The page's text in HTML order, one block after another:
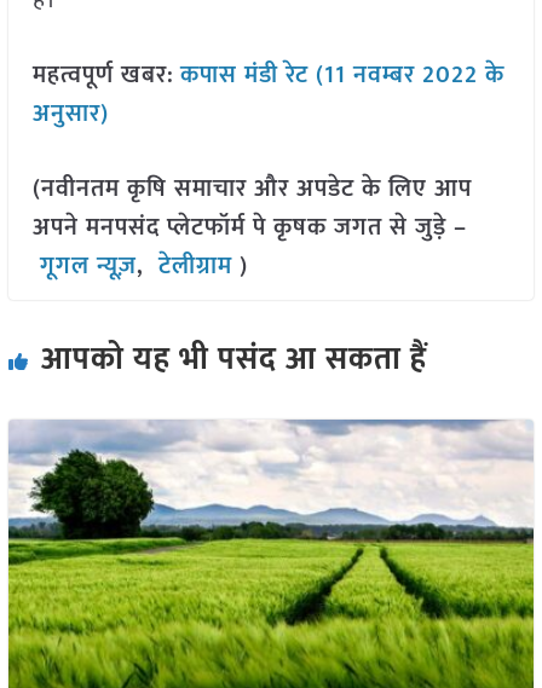
महत्वपूर्ण खबर:कपास मंडी रेट (11 नवम्बर 2022 के
अनुसार)
(नवीनतम कृषि समाचार और अपडेट के लिए आप
अपने मनपसंद प्लेटफॉर्म पे कृषक जगत से जुड़े –
गूगल न्यूज़,टेलीग्राम )
आपको यह भी पसंद आ सकता हैं